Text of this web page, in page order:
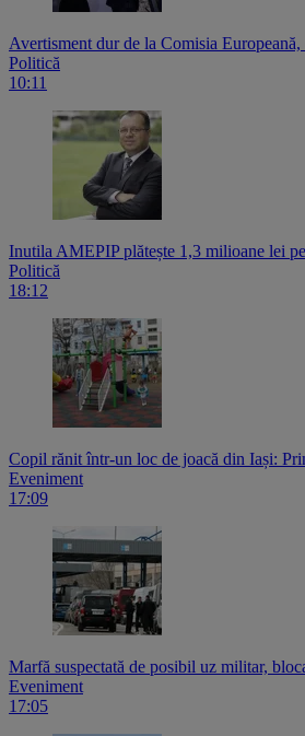
Avertisment dur de la Comisia
Politică
10:11
Inutila AMEPIP plătește 1,3 milioane lei
Politică
18:12
Copil rănit într-un loc de joacă din Iași:
Eveniment
17:09
Marfă suspectată de posibil uz militar,
Eveniment
17:05